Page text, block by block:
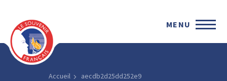
MENU
Accueil aecdb2d25dd252e9